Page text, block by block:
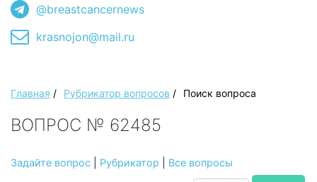
@breastcancernews
krasnojon@mail.ru
Главная / Рубрикатор вопросов / Поиск вопроса
ВОПРОС № 62485
Задайте вопрос Рубрикатор Все вопросы